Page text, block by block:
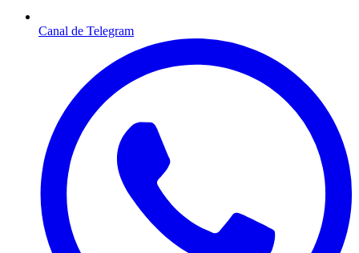
Canal de Telegram